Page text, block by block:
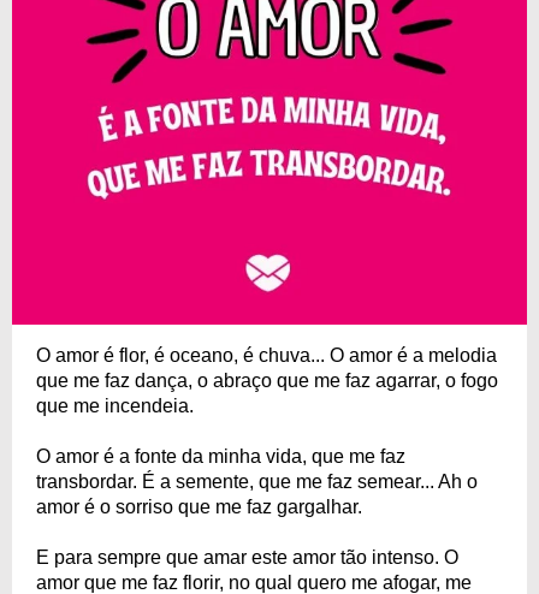
O amor é flor, é oceano, é chuva... O amor é a melodia
que me faz dança, o abraço que me faz agarrar, o fogo
que me incendeia.
O amor é a fonte da minha vida, que me faz
transbordar. É a semente, que me faz semear... Ah o
amor é o sorriso que me faz gargalhar.
E para sempre que amar este amor tão intenso. O
amor que me faz florir, no qual quero me afogar, me